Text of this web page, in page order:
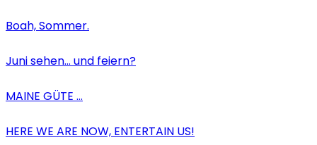
Boah, Sommer.
Juni sehen… und feiern?
MAINE GÜTE …
HERE WE ARE NOW, ENTERTAIN US!